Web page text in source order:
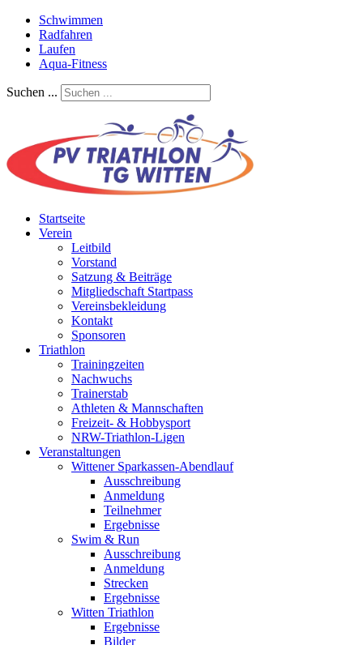
Schwimmen
Radfahren
Laufen
Aqua-Fitness
Suchen ...
Startseite
Verein
Leitbild
Vorstand
Satzung & Beiträge
Mitgliedschaft Startpass
Vereinsbekleidung
Kontakt
Sponsoren
Triathlon
Trainingzeiten
Nachwuchs
Trainerstab
Athleten & Mannschaften
Freizeit- & Hobbysport
NRW-Triathlon-Ligen
Veranstaltungen
Wittener Sparkassen-Abendlauf
Ausschreibung
Anmeldung
Teilnehmer
Ergebnisse
Swim & Run
Ausschreibung
Anmeldung
Strecken
Ergebnisse
Witten Triathlon
Ergebnisse
Bilder